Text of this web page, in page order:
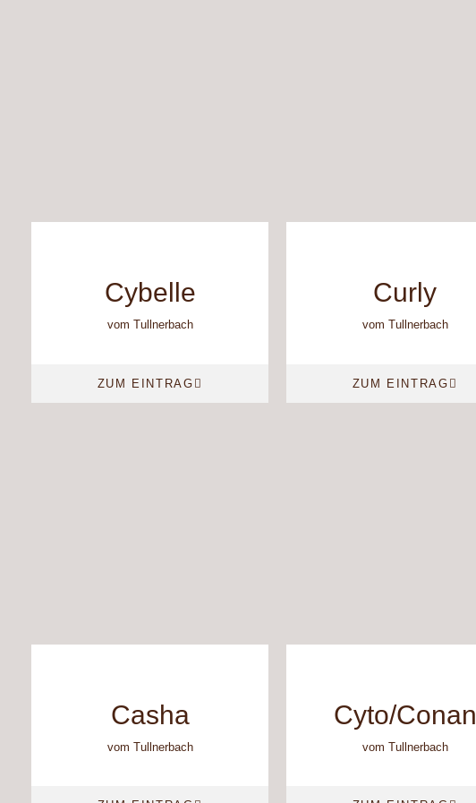
Cybelle
vom Tullnerbach
ZUM EINTRAG
Curly
vom Tullnerbach
ZUM EINTRAG
Casha
vom Tullnerbach
Cyto/Conan
vom Tullnerbach